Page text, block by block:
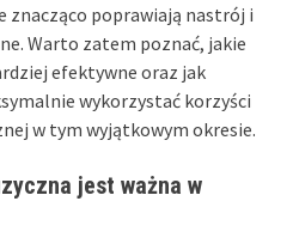
znacząco poprawiają nastrój i
Warto zatem poznać, jakie
efektywne oraz jak
wykorzystać korzyści
w tym wyjątkowym okresie.
jest ważna w